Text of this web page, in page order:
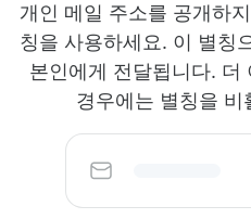
개인 메일 주소를 공개하
칭을 사용하세요. 이 별칭
본인에게 전달됩니다. 더
경우에는 별칭을